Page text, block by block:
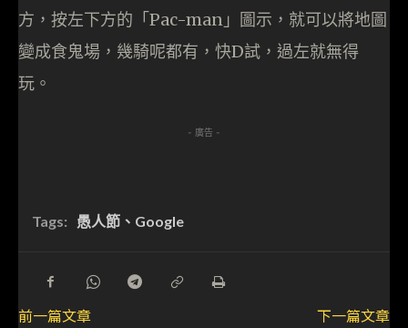
方，按左下方的「Pac-man」圖示，就可以將地圖
變成食鬼場，幾騎呢都有，快D試，過左就無得
玩。
- 廣告 -
Tags: 愚人節、Google
前一篇文章
下一篇文章